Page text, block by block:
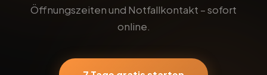
Öffnungszeiten und Notfallkontakt – sofort
online.